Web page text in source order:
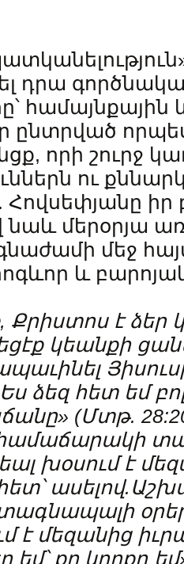
դրա
համայնքային
ընտրված
որի շուրջ
ու
իր
մերօրյա
մեջ
և
, Քրիստոս է ձեր
կեանքի
Ես ձեզ հետ եմ
» (Մտթ.
խօսում է
ասելով.
է մեզանից
եմ՝ քո կողքդ եմ